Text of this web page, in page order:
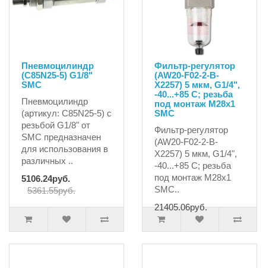
Пневмоцилиндр
(C85N25-5) G1/8"
SMC
Пневмоцилиндр
(артикул: C85N25-5) с
резьбой G1/8" от
SMC предназначен
для использования в
различных ..
5106.24руб.
5361.55руб.
Фильтр-регулятор
(AW20-F02-2-B-
X2257) 5 мкм, G1/4",
-40...+85 C; резьба
под монтаж М28х1
SMC
Фильтр-регулятор
(AW20-F02-2-B-
X2257) 5 мкм, G1/4",
-40...+85 C; резьба
под монтаж М28х1
SMC..
21405.06руб.